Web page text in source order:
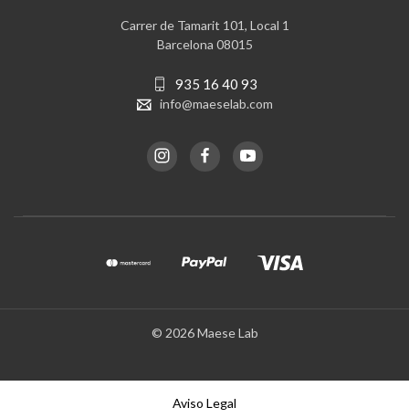
Carrer de Tamarit 101, Local 1
Barcelona 08015
935 16 40 93
info@maeselab.com
© 2026 Maese Lab
Aviso Legal